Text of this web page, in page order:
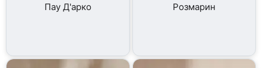
Пау Д'арко Розмарин